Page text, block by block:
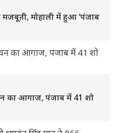
मजबूती, मोहाली में हुआ ‘पंजाब
का आगाज, पंजाब में 41 शो